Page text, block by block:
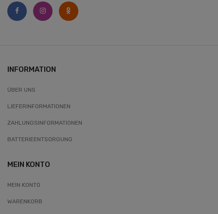
INFORMATION
ÜBER UNS
LIEFERINFORMATIONEN
ZAHLUNGSINFORMATIONEN
BATTERIEENTSORGUNG
MEIN KONTO
MEIN KONTO
WARENKORB